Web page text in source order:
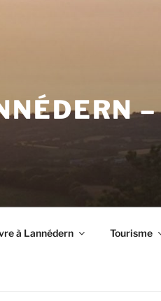
à Lannédern Tourisme